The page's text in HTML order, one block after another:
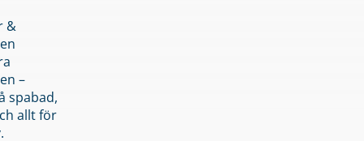
&
–
spabad,
allt för